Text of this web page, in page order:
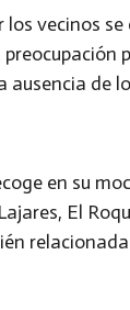
vecinos
ausencia de
en su
El